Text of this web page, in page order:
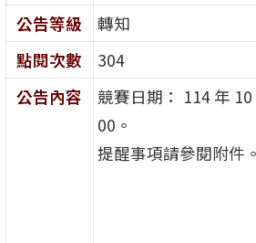
公告等級
轉知
點閱次數
304
公告內容
競賽日期： 114 年
00。
提醒事項請參閱附件。